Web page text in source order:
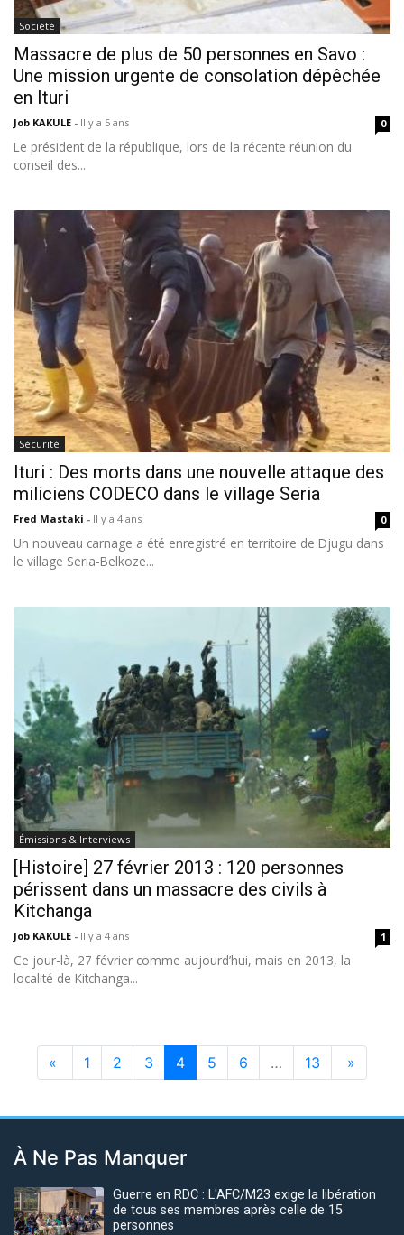
Société
Massacre de plus de 50 personnes en Savo :
Une mission urgente de consolation dépêchée
en Ituri
Job KAKULE - Il y a 5 ans 0
Le président de la république, lors de la récente réunion du
conseil des...
Sécurité
Ituri : Des morts dans une nouvelle attaque des
miliciens CODECO dans le village Seria
Fred Mastaki - Il y a 4 ans 0
Un nouveau carnage a été enregistré en territoire de Djugu dans
le village Seria-Belkoze...
Émissions & Interviews
[Histoire] 27 février 2013 : 120 personnes
périssent dans un massacre des civils à
Kitchanga
Job KAKULE - Il y a 4 ans 1
Ce jour-là, 27 février comme aujourd’hui, mais en 2013, la
localité de Kitchanga...
« 1 2 3 4 5 6 … 13 »
À Ne Pas Manquer
Guerre en RDC : L'AFC/M23 exige la libération
de tous ses membres après celle de 15
personnes